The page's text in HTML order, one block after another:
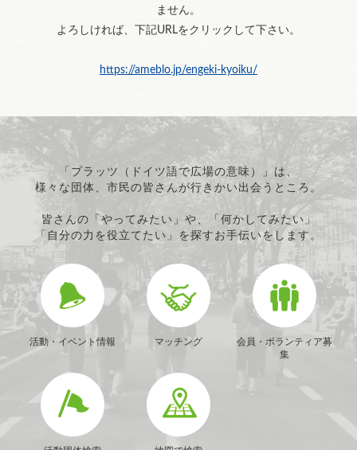
ません。
よろしければ、下記URLをクリックして下さい。
https://ameblo.jp/engeki-kyoiku/
「プラッツ（ドイツ語で広場の意味）」は、
様々な団体、市民の皆さんが行きかい出会うところ。
皆さんの「やってみたい」や、「何かしてみたい」
「自分の力を役立てたい」を探すお手伝いをします。
活動・イベント情報 マッチング
会員・ボランティア募
集